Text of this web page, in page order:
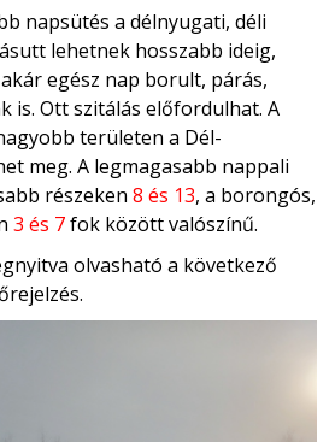
napsütés a délnyugati, déli
lehetnek hosszabb ideig,
egész nap borult, párás,
is. Ott szitálás előfordulhat. A
területen a Dél-
meg. A legmagasabb nappali
részeken 8 és 13, a borongós,
3 és 7fok között valószínű.
olvasható a következő